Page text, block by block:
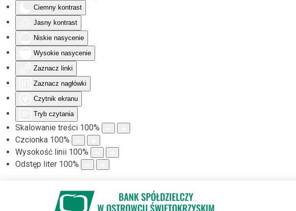
Ciemny kontrast
Jasny kontrast
Niskie nasycenie
Wysokie nasycenie
Zaznacz linki
Zaznacz nagłówki
Czytnik ekranu
Tryb czytania
Skalowanie treści 100%
Czcionka 100%
Wysokość linii 100%
Odstęp liter 100%